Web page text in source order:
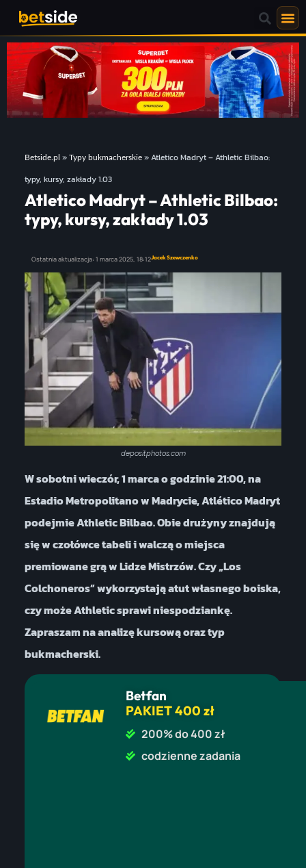
Betside.pl » Typy bukmacherskie»Atletico Madryt – Athletic Bilbao:
typy, kursy, zakłady 1.03
Atletico Madryt – Athletic Bilbao:
typy, kursy, zakłady 1.03
Ostatnia aktualizacja: 1 marca 2025, 18:12Jacek Szewczenko
depositphotos.com
W sobotni wieczór, 1 marca o godzinie 21:00, na
Estadio Metropolitano w Madrycie, Atlético Madryt
podejmie Athletic Bilbao. Obie drużyny znajdują
się w czołówce tabeli i walczą o miejsca
premiowane grą w Lidze Mistrzów. Czy „Los
Colchoneros” wykorzystają atut własnego boiska,
czy może Athletic sprawi niespodziankę.
Zapraszam na analizę kursową oraz typ
bukmacherski.
Betfan
PAKIET 400 zł
200% do 400 zł
codzienne zadania